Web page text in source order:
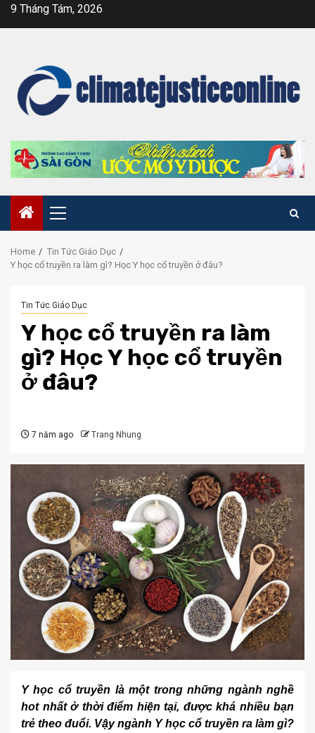
Skip9 Tháng Tám, 2026
Primary
Menu
Home
Tin Tức Giáo Dục
Y học cổ truyền ra làm gì? Học Y học cổ truyền ở đâu?
Tin Tức Giáo Dục
Y học cổ truyền ra làm
gì? Học Y học cổ truyền
ở đâu?
7 năm ago Trang Nhung
Y học cổ truyền là một trong những ngành nghề
hot nhất ở thời điểm hiện tại, được khá nhiều bạn
trẻ theo đuổi. Vậy ngành Y học cổ truyền ra làm gì?